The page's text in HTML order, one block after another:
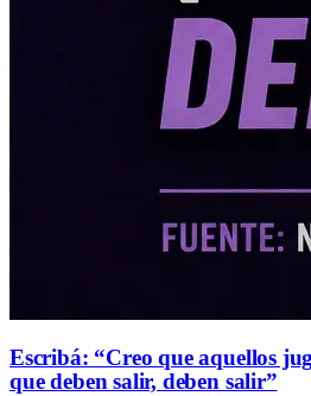
Escribá: “Creo que aquellos
que deben salir, deben salir”